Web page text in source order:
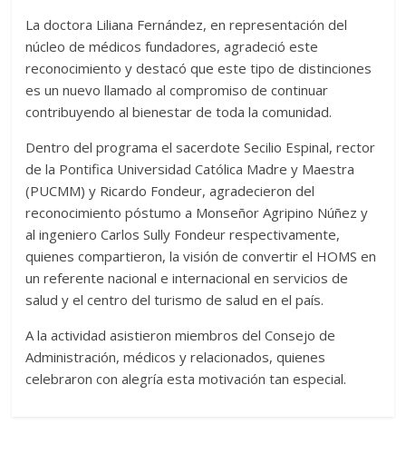
La doctora Liliana Fernández, en representación del
núcleo de médicos fundadores, agradeció este
reconocimiento y destacó que este tipo de distinciones
es un nuevo llamado al compromiso de continuar
contribuyendo al bienestar de toda la comunidad.
Dentro del programa el sacerdote Secilio Espinal, rector
de la Pontifica Universidad Católica Madre y Maestra
(PUCMM) y Ricardo Fondeur, agradecieron del
reconocimiento póstumo a Monseñor Agripino Núñez y
al ingeniero Carlos Sully Fondeur respectivamente,
quienes compartieron, la visión de convertir el HOMS en
un referente nacional e internacional en servicios de
salud y el centro del turismo de salud en el país.
A la actividad asistieron miembros del Consejo de
Administración, médicos y relacionados, quienes
celebraron con alegría esta motivación tan especial.